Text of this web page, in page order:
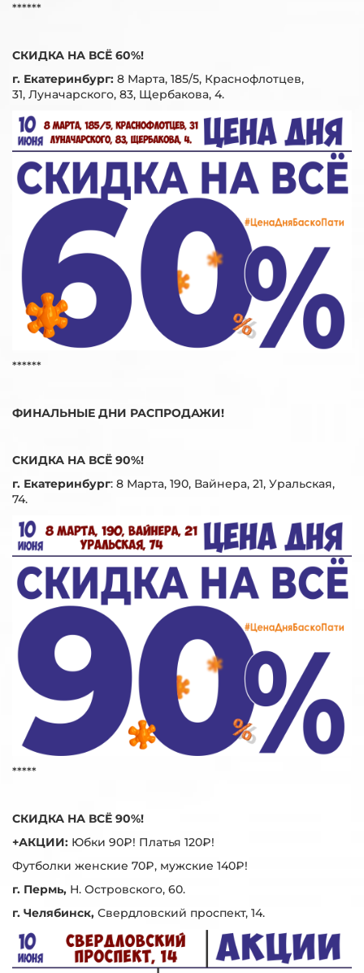
******
СКИДКА НА ВСЁ 60%!
г. Екатеринбург: 8 Марта, 185/5, Краснофлотцев,
31, Луначарского, 83, Щербакова, 4.
******
ФИНАЛЬНЫЕ ДНИ РАСПРОДАЖИ!
СКИДКА НА ВСЁ 90%!
г. Екатеринбург: 8 Марта, 190, Вайнера, 21, Уральская,
74.
*****
СКИДКА НА ВСЁ 90%!
+АКЦИИ: Юбки 90₽! Платья 120₽!
Футболки женские 70₽, мужские 140₽!
г. Пермь, Н. Островского, 60.
г. Челябинск, Свердловский проспект, 14.